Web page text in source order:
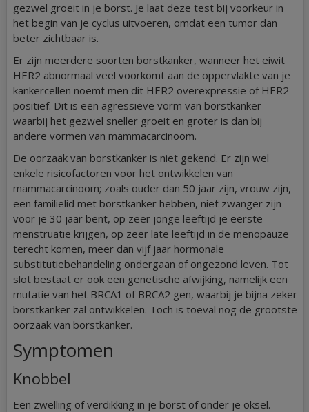
gezwel groeit in je borst. Je laat deze test bij voorkeur in
het begin van je cyclus uitvoeren, omdat een tumor dan
beter zichtbaar is.
Er zijn meerdere soorten borstkanker, wanneer het eiwit
HER2 abnormaal veel voorkomt aan de oppervlakte van je
kankercellen noemt men dit HER2 overexpressie of HER2-
positief. Dit is een agressieve vorm van borstkanker
waarbij het gezwel sneller groeit en groter is dan bij
andere vormen van mammacarcinoom.
De oorzaak van borstkanker is niet gekend. Er zijn wel
enkele risicofactoren voor het ontwikkelen van
mammacarcinoom; zoals ouder dan 50 jaar zijn, vrouw zijn,
een familielid met borstkanker hebben, niet zwanger zijn
voor je 30 jaar bent, op zeer jonge leeftijd je eerste
menstruatie krijgen, op zeer late leeftijd in de menopauze
terecht komen, meer dan vijf jaar hormonale
substitutiebehandeling ondergaan of ongezond leven. Tot
slot bestaat er ook een genetische afwijking, namelijk een
mutatie van het BRCA1 of BRCA2 gen, waarbij je bijna zeker
borstkanker zal ontwikkelen. Toch is toeval nog de grootste
oorzaak van borstkanker.
Symptomen
Knobbel
Een zwelling of verdikking in je borst of onder je oksel.